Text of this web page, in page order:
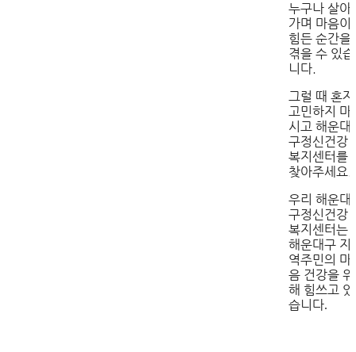
누구나 살아
가며 마음이
힘든 순간을
겪을 수 있습
니다.
그럴 때 혼자
고민하지 마
시고 해운대
구정신건강
복지센터를
찾아주세요.
우리 해운대
구정신건강
복지센터는
해운대구 지
역주민의 마
음 건강을 위
해 힘쓰고 있
습니다.